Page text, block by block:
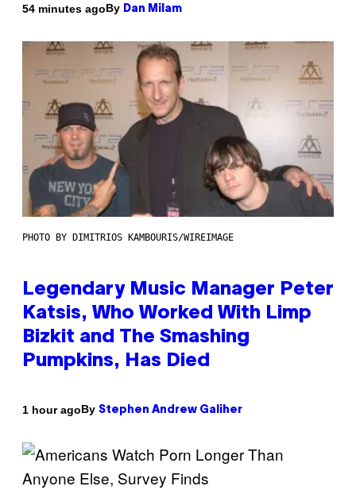
54 minutes agoBy Dan Milam
PHOTO BY DIMITRIOS KAMBOURIS/WIREIMAGE
Legendary Music Manager Peter
Katsis, Who Worked With Limp
Bizkit and The Smashing
Pumpkins, Has Died
1 hour agoBy Stephen Andrew Galiher